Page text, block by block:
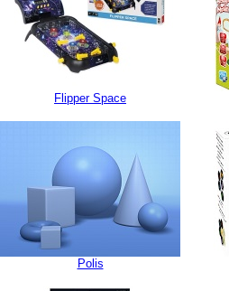
Flipper Space
Polis